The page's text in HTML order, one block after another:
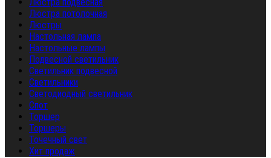
Люстра подвесная
Люстра потолочная
Люстры
Настольная лампа
Настольные лампы
Подвесной светильник
Светильник подвесной
Светильники
Светодиодный светильник
Спот
Торшер
Торшеры
Точечный свет
Хит продаж